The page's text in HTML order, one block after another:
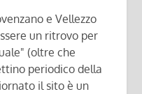
e Vellezzo
un ritrovo per
(oltre che
periodico della
il sito è un